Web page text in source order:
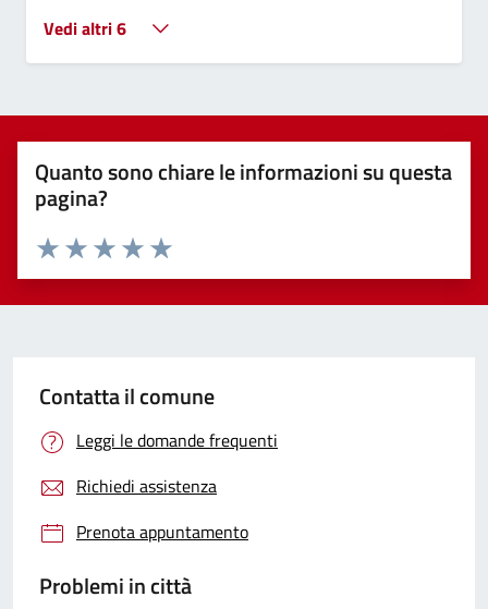
Vedi altri 6
Quanto sono chiare le informazioni su questa
pagina?
Valuta 5 stelle su 5
Valuta 4 stelle su 5
Valuta 3 stelle su 5
Valuta 2 stelle su 5
Valuta 1 stelle su 5
Contatta il comune
Leggi le domande frequenti
Richiedi assistenza
Prenota appuntamento
Problemi in città